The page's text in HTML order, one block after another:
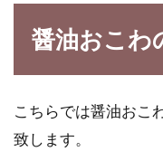
脂
醤油おこわ
こちらでは醤油おこ
致します。